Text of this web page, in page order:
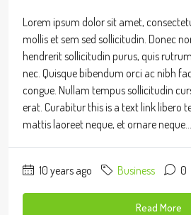
Lorem ipsum dolor sit amet,
mollis et sem sed sollicitudin. Donec
hendrerit sollicitudin purus, quis
nec. Quisque bibendum orci ac nibh
congue. Nullam tempus sollicitudin
erat. Curabitur this is a text link libero
mattis laoreet neque, et ornare neque...
10 years ago Business 0
Read More